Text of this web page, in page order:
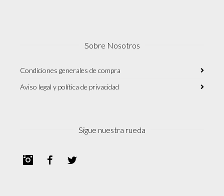
Sobre Nosotros
Condiciones generales de compra
Aviso legal y política de privacidad
Sigue nuestra rueda
InstagramFacebook